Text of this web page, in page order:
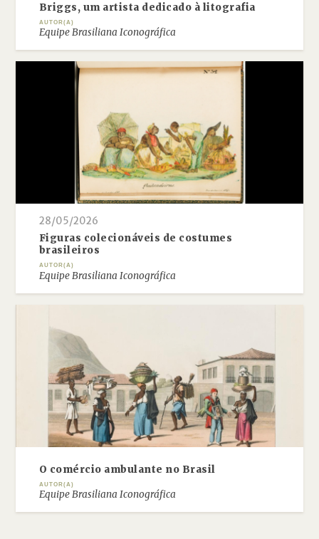
Briggs, um artista dedicado à litografia
AUTOR(A)
Equipe Brasiliana Iconográfica
28/05/2026
Figuras colecionáveis de costumes
brasileiros
AUTOR(A)
Equipe Brasiliana Iconográfica
O comércio ambulante no Brasil
AUTOR(A)
Equipe Brasiliana Iconográfica